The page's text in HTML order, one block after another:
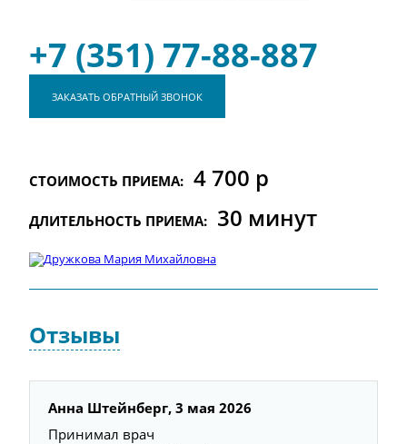
+7 (351) 77-88-887
ЗАКАЗАТЬ ОБРАТНЫЙ ЗВОНОК
СТОИМОСТЬ ПРИЕМА: 4 700 р
ДЛИТЕЛЬНОСТЬ ПРИЕМА: 30 минут
Отзывы
Анна Штейнберг, 3 мая 2026
Принимал врач